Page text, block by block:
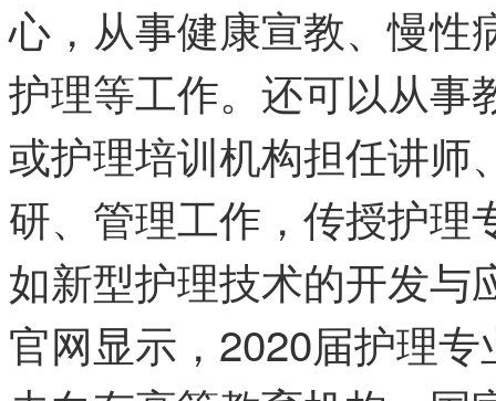
心，从事健康宣教、慢性
护理等工作。还可以从事
或护理培训机构担任讲师
研、管理工作，传授护理
如新型护理技术的开发与
官网显示，2020届护理